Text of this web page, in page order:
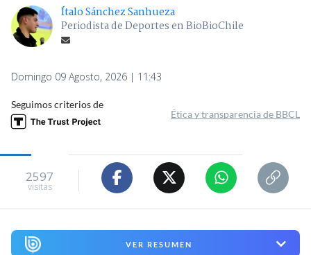
Ítalo Sánchez Sanhueza
Periodista de Deportes en BioBioChile
Domingo 09 Agosto, 2026 | 11:43
Seguimos criterios de
Ética y transparencia de BBCL
2597
visitas
VER RESUMEN